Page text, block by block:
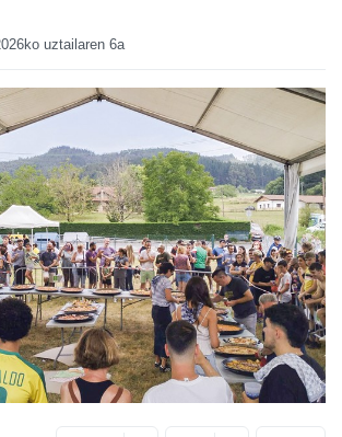
uztailaren 6a